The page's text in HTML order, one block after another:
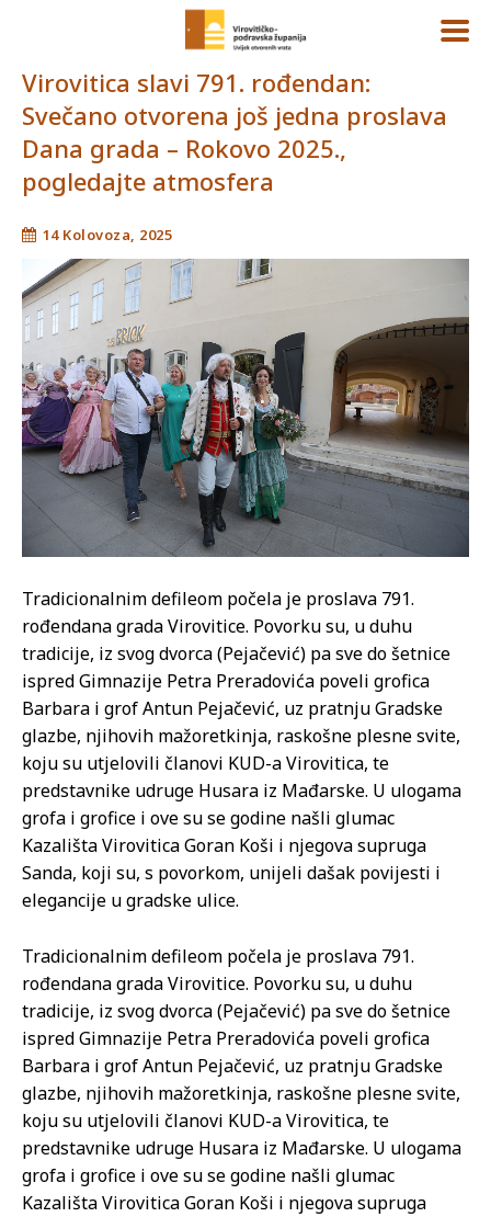
Virovitica slavi 791. rođendan:
Svečano otvorena još jedna proslava
Dana grada – Rokovo 2025.,
pogledajte atmosfera
14 Kolovoza, 2025
Tradicionalnim defileom počela je proslava 791.
rođendana grada Virovitice. Povorku su, u duhu
tradicije, iz svog dvorca (Pejačević) pa sve do šetnice
ispred Gimnazije Petra Preradovića poveli grofica
Barbara i grof Antun Pejačević, uz pratnju Gradske
glazbe, njihovih mažoretkinja, raskošne plesne svite,
koju su utjelovili članovi KUD-a Virovitica, te
predstavnike udruge Husara iz Mađarske. U ulogama
grofa i grofice i ove su se godine našli glumac
Kazališta Virovitica Goran Koši i njegova supruga
Sanda, koji su, s povorkom, unijeli dašak povijesti i
elegancije u gradske ulice.
Tradicionalnim defileom počela je proslava 791.
rođendana grada Virovitice. Povorku su, u duhu
tradicije, iz svog dvorca (Pejačević) pa sve do šetnice
ispred Gimnazije Petra Preradovića poveli grofica
Barbara i grof Antun Pejačević, uz pratnju Gradske
glazbe, njihovih mažoretkinja, raskošne plesne svite,
koju su utjelovili članovi KUD-a Virovitica, te
predstavnike udruge Husara iz Mađarske. U ulogama
grofa i grofice i ove su se godine našli glumac
Kazališta Virovitica Goran Koši i njegova supruga